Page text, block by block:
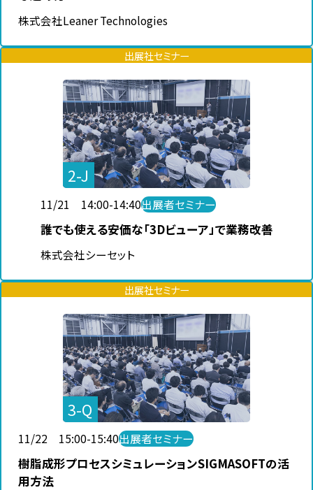
株式会社Leaner Technologies
出展社セミナー
2-J
11/21 14:00-14:40出展者セミナー
誰でも使える安価な「3Dビューア」で業務改善
株式会社シーセット
出展社セミナー
3-Q
11/22 15:00-15:40出展者セミナー
樹脂成形プロセスシミュレーションSIGMASOFTの活
用方法